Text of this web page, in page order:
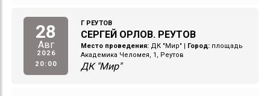
28
Авг
2026
20:00
Г РЕУТОВ
СЕРГЕЙ ОРЛОВ. РЕУТОВ
Место проведения: ДК "Мир" | Город: площадь
Академика Челомея, 1, Реутов
ДК "Мир"